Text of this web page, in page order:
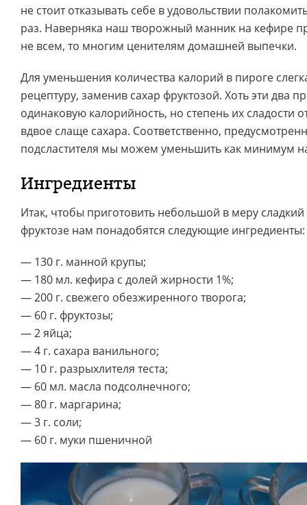
не стоит отказывать себе в удовольствии
раз. Наверняка наш творожный манник на кефире
не всем, то многим ценителям домашней выпечки.
Для уменьшения количества калорий в пироге
рецептуру, заменив сахар фруктозой. Хоть эти два
одинаковую калорийность, но степень их сладости
вдвое слаще сахара. Соответственно,
подсластителя мы можем уменьшить как минимум
Ингредиенты
Итак, чтобы приготовить небольшой в меру
фруктозе нам понадобятся следующие ингредиенты:
— 130 г. манной крупы;
— 180 мл. кефира с долей жирности 1%;
— 200 г. свежего обезжиренного творога;
— 60 г. фруктозы;
— 2 яйца;
— 4 г. сахара ванильного;
— 10 г. разрыхлителя теста;
— 60 мл. масла подсолнечного;
— 80 г. маргарина;
— 3 г. соли;
— 60 г. муки пшеничной